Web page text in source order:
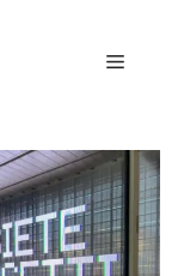
Menu